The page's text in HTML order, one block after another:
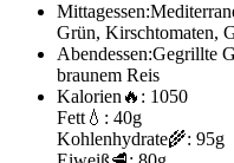
Mittagessen:
Grün, Kirschtomaten,
Abendessen:Gegrillte
braunem Reis
Kalorien 🔥: 1050
Fett 💧: 40g
Kohlenhydrate🌾: 95g